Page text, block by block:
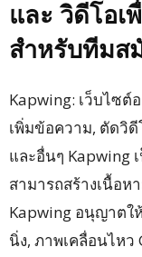
และ วิดีโอเ
สำหรับทีมส
Kapwing: เว็บไซต์
เพิ่มข้อความ, ตัดวิดี
และอื่นๆ Kapwing
สามารถสร้างเนื้อห
Kapwing อนุญาตใ
นิ่ง, ภาพเคลื่อนไหว